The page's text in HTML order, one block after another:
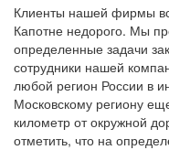
Клиенты нашей фирмы
Капотне недорого. Мы
определенные задачи
сотрудники нашей
любой регион России в
Московскому региону
километр от окружной
отметить, что на